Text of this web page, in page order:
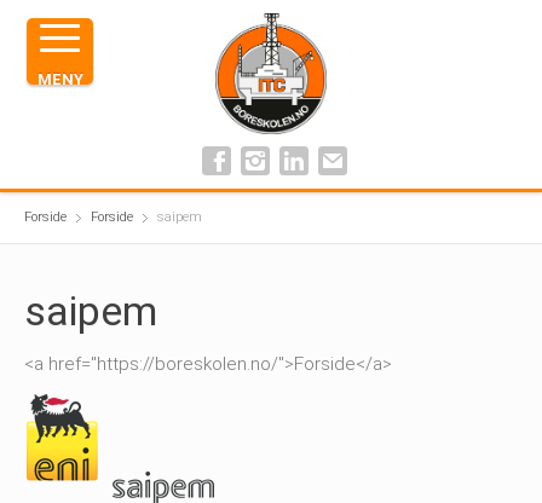
Forside Forside saipem
saipem
<a href="https://boreskolen.no/">Forside</a>
MENY